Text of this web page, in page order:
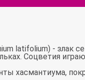
latifolium) - злак
Соцветия
хасмантиума,